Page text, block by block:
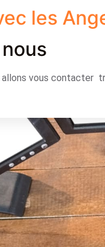
les
allons vous contacter